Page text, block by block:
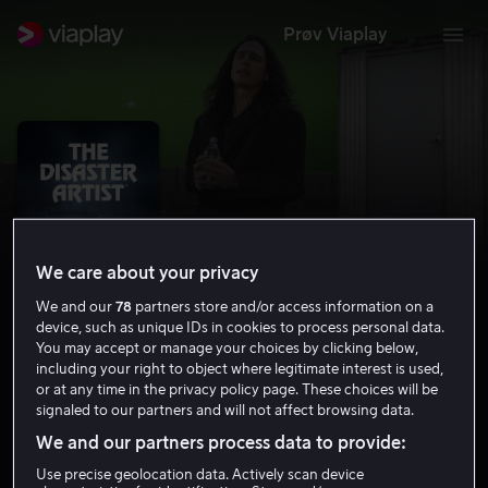
Prøv Viaplay
The Disaster Artist
HD
We care about your privacy
We and our78 partners store and/or access information on a
device, such as unique IDs in cookies to process personal data.
You may accept or manage your choices by clicking below,
including your right to object where legitimate interest is used,
or at any time in the privacy policy page. These choices will be
signaled to our partners and will not affect browsing data.
We and our partners process data to provide:
Use precise geolocation data. Actively scan device